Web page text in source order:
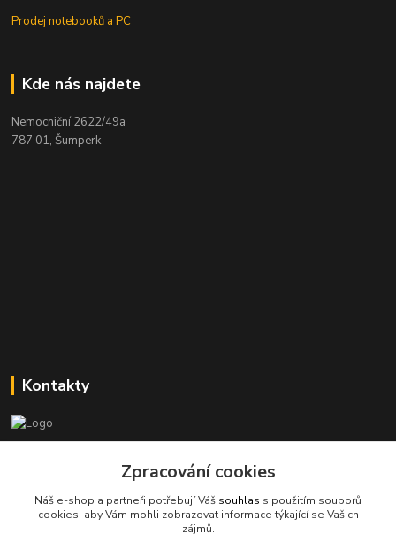
Prodej notebooků a PC
Kde nás najdete
Nemocniční 2622/49a
787 01, Šumperk
Kontakty
+420 601 366 545
info@spkcomputer.cz
Zpracování cookies
Náš e-shop a partneři potřebují Váš souhlas s použitím souborů
cookies, aby Vám mohli zobrazovat informace týkající se Vašich
zájmů.